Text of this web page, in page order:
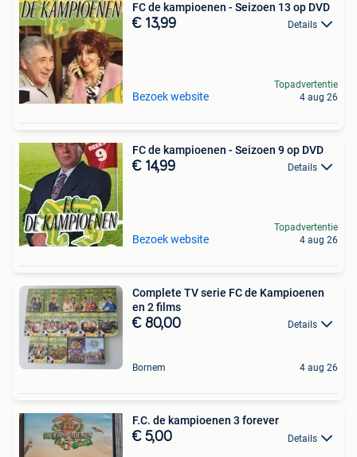
FC de kampioenen - Seizoen 13 op DVD
€ 13,99 Details
Bezoek website
Topadvertentie
4 aug 26
FC de kampioenen - Seizoen 9 op DVD
€ 14,99 Details
Bezoek website
Topadvertentie
4 aug 26
Complete TV serie FC de Kampioenen
en 2 films
€ 80,00 Details
Bornem 4 aug 26
F.C. de kampioenen 3 forever
€ 5,00 Details